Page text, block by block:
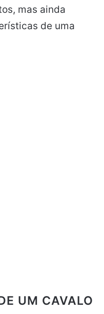
mas ainda
de uma
UM CAVALO